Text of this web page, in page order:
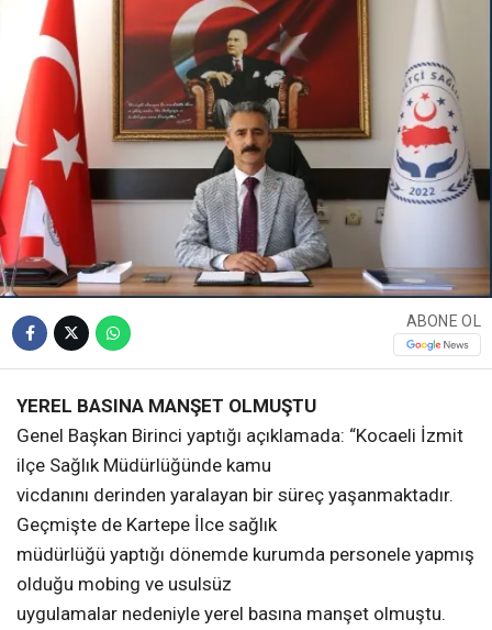
ABONE OL
YEREL BASINA MANŞET OLMUŞTU
Genel Başkan Birinci yaptığı açıklamada: “Kocaeli İzmit
ilçe Sağlık Müdürlüğünde kamu
vicdanını derinden yaralayan bir süreç yaşanmaktadır.
Geçmişte de Kartepe İlce sağlık
müdürlüğü yaptığı dönemde kurumda personele yapmış
olduğu mobing ve usulsüz
uygulamalar nedeniyle yerel basına manşet olmuştu.